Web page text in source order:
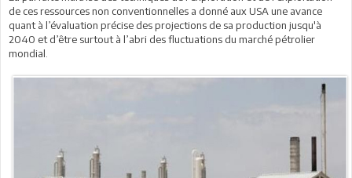
de ces ressources non conventionnelles a donné aux USA une avance
quant à l’évaluation précise des projections de sa production jusqu'à
2040 et d’être surtout à l’abri des fluctuations du marché pétrolier
mondial.